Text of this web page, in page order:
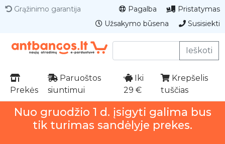
Grąžinimo garantija Pagalba
Pristatymas
Užsakymo būsena
Susisiekti
Ieškoti
Prekės
Paruoštos
siuntimui
Iki
29 €
Krepšelis
tuščias
Nuo gruodžio 1 d. įsigyti galima bus
tik turimas sandėlyje prekes.